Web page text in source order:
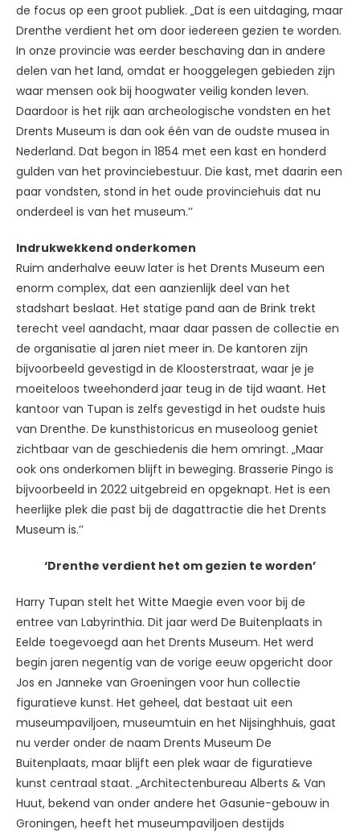
de focus op een groot publiek. „Dat is een uitdaging, maar
Drenthe verdient het om door iedereen gezien te worden.
In onze provincie was eerder beschaving dan in andere
delen van het land, omdat er hooggelegen gebieden zijn
waar mensen ook bij hoogwater veilig konden leven.
Daardoor is het rijk aan archeologische vondsten en het
Drents Museum is dan ook één van de oudste musea in
Nederland. Dat begon in 1854 met een kast en honderd
gulden van het provinciebestuur. Die kast, met daarin een
paar vondsten, stond in het oude provinciehuis dat nu
onderdeel is van het museum.’’
Indrukwekkend onderkomen
Ruim anderhalve eeuw later is het Drents Museum een
enorm complex, dat een aanzienlijk deel van het
stadshart beslaat. Het statige pand aan de Brink trekt
terecht veel aandacht, maar daar passen de collectie en
de organisatie al jaren niet meer in. De kantoren zijn
bijvoorbeeld gevestigd in de Kloosterstraat, waar je je
moeiteloos tweehonderd jaar teug in de tijd waant. Het
kantoor van Tupan is zelfs gevestigd in het oudste huis
van Drenthe. De kunsthistoricus en museoloog geniet
zichtbaar van de geschiedenis die hem omringt. „Maar
ook ons onderkomen blijft in beweging. Brasserie Pingo is
bijvoorbeeld in 2022 uitgebreid en opgeknapt. Het is een
heerlijke plek die past bij de dagattractie die het Drents
Museum is.’’
‘Drenthe verdient het om gezien te worden’
Harry Tupan stelt het Witte Maegie even voor bij de
entree van Labyrinthia. Dit jaar werd De Buitenplaats in
Eelde toegevoegd aan het Drents Museum. Het werd
begin jaren negentig van de vorige eeuw opgericht door
Jos en Janneke van Groeningen voor hun collectie
figuratieve kunst. Het geheel, dat bestaat uit een
museumpaviljoen, museumtuin en het Nijsinghhuis, gaat
nu verder onder de naam Drents Museum De
Buitenplaats, maar blijft een plek waar de figuratieve
kunst centraal staat. „Architectenbureau Alberts & Van
Huut, bekend van onder andere het Gasunie-gebouw in
Groningen, heeft het museumpaviljoen destijds